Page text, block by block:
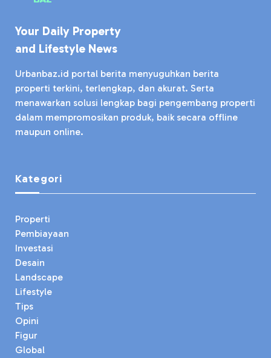
Your Daily Property
and Lifestyle News
Urbanbaz.id portal berita menyuguhkan berita
properti terkini, terlengkap, dan akurat. Serta
menawarkan solusi lengkap bagi pengembang properti
dalam mempromosikan produk, baik secara offline
maupun online.
Kategori
Properti
Pembiayaan
Investasi
Desain
Landscape
Lifestyle
Tips
Opini
Figur
Global